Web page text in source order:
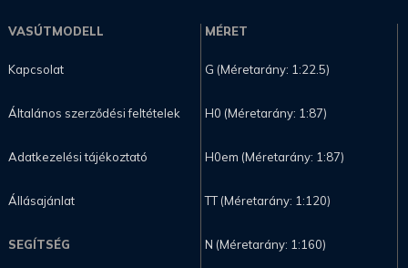
VASÚTMODELL
Kapcsolat
Általános szerződési feltételek
Adatkezelési tájékoztató
Állásajánlat
SEGÍTSÉG
MÉRET
G (Méretarány: 1:22.5)
H0 (Méretarány: 1:87)
H0em (Méretarány: 1:87)
TT (Méretarány: 1:120)
N (Méretarány: 1:160)